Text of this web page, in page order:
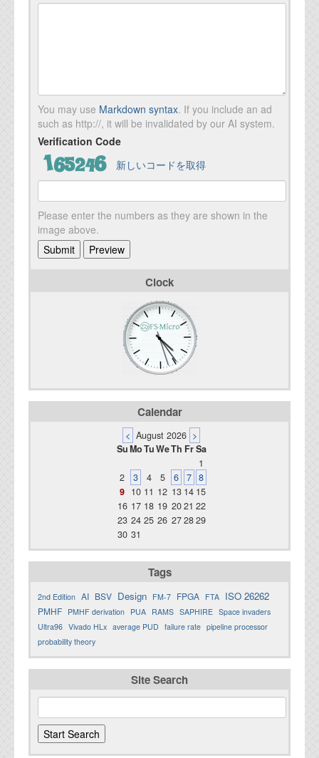
You may use Markdown syntax. If you include an ad
such as http://, it will be invalidated by our AI system.
Verification Code
新しいコードを取得
Please enter the numbers as they are shown in the
image above.
Clock
Calendar
< August 2026 >
SuMoTuWeTh FrSa
1
2
3 4 5 6 7 8
9 10 11 12 13 14 15
16 17 18 19 2021 22
23 24 25 26 272829
30 31
Tags
2nd Edition AI BSV Design FM-7 FPGA FTA ISO 26262
PMHF PMHF derivation PUA RAMS SAPHIRE Space invaders
Ultra96 Vivado HLx average PUD failure rate pipeline processor
probability theory
Site Search